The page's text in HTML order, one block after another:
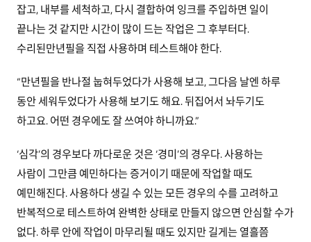
잡고, 내부를 세척하고, 다시 결합하여 잉크를 주입하면 일이
끝나는 것 같지만 시간이 많이 드는 작업은 그 후부터다.
수리된만년필을 직접 사용하며 테스트해야 한다.
“만년필을 반나절 눕혀두었다가 사용해 보고, 그다음 날엔 하루
동안 세워두었다가 사용해 보기도 해요. 뒤집어서 놔두기도
하고요. 어떤 경우에도 잘 쓰여야 하니까요.”
‘심각’의 경우보다 까다로운 것은 ‘경미’의 경우다. 사용하는
사람이 그만큼 예민하다는 증거이기 때문에 작업할 때도
예민해진다. 사용하다 생길 수 있는 모든 경우의 수를 고려하고
반복적으로 테스트하여 완벽한 상태로 만들지 않으면 안심할 수가
없다. 하루 안에 작업이 마무리될 때도 있지만 길게는 열흘쯤